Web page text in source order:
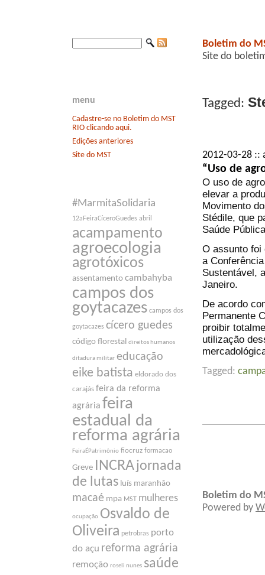
menu
Cadastre-se no Boletim do MST
RIO clicando aqui.
Edições anteriores
Site do MST
#MarmitaSolidaria
12aFeiraCíceroGuedes abril
acampamento
agroecologia
agrotóxicos
assentamento cambahyba
campos dos
goytacazes campos dos
goytacazes cícero guedes
código florestal direitos humanos
ditadura militar educação
eike batista eldorado dos
carajás feira da reforma
agrária feira
estadual da
reforma agrária
FeiraÉPatrimônio fiocruz formacao
Greve INCRA jornada
de lutas luís maranhão
macaé mpa MST mulheres
ocupação Osvaldo de
Oliveira petrobras porto
do açu reforma agrária
remoção roseli nunes saúde
Boletim do
Site do
Tagged:
2012-03-28
“Uso de
O uso de
elevar a
Movimento
Stédile, que
Saúde
O assunto foi
a
Sustentável,
Janeiro.
De acordo
Permanente
proibir
utilização
Tagged:
Boletim do
Powered by